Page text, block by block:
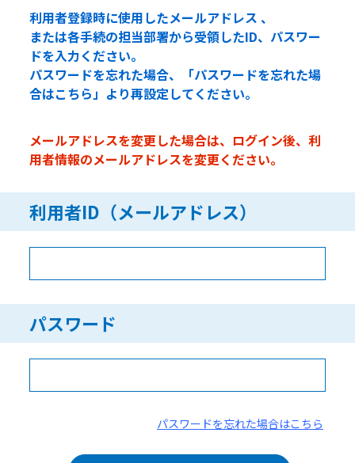
利用者登録時に使用したメールアドレス 、
または各手続の担当部署から受領したID、パスワー
ドを入力ください。
パスワードを忘れた場合、「パスワードを忘れた場
合はこちら」より再設定してください。
メールアドレスを変更した場合は、ログイン後、利
用者情報のメールアドレスを変更ください。
利用者ID（メールアドレス）
パスワード
パスワードを忘れた場合はこちら